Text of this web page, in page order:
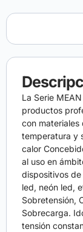
La Serie
productos
con materiales
temperatura y
calor
al uso en
dispositivos
led, neón led,
Sobretensión,
Sobrecarga.
tensión